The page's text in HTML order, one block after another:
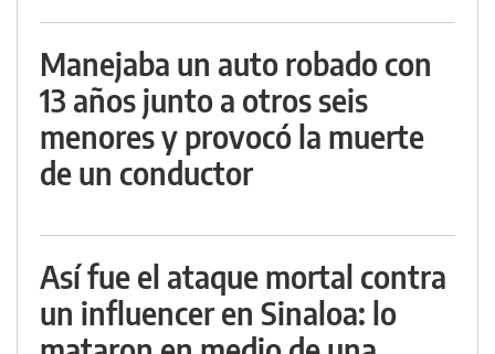
Manejaba un auto robado con
13 años junto a otros seis
menores y provocó la muerte
de un conductor
Así fue el ataque mortal contra
un influencer en Sinaloa: lo